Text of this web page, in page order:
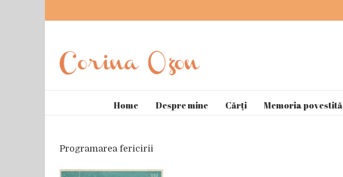
Home Despre mine Cărți Memoria povestită
Programarea fericirii